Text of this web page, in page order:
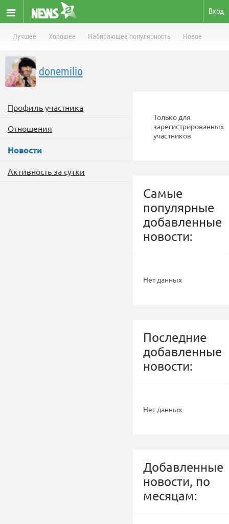
Вход
Лучшее Хорошее Набирающее популярность Новое
donemilio
Профиль участника
Отношения
Новости
Активность за сутки
Только для
зарегистрированных
участников
Самые
популярные
добавленные
новости:
Нет данных
Последние
добавленные
новости:
Нет данных
Добавленные
новости, по
месяцам: